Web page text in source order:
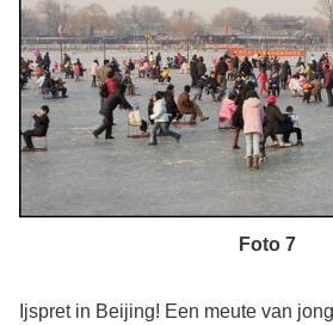
Foto 7
Ijspret in Beijing! Een meute van